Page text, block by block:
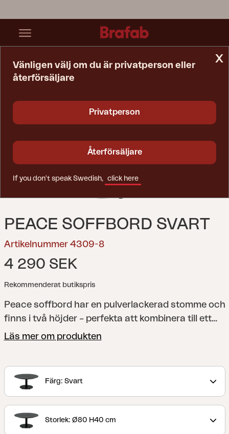
PEACE SOFFBORD SVART
Artikelnummer 4309-8
4 290 SEK
Rekommenderat butikspris
Peace soffbord har en pulverlackerad stomme och
finns i två höjder – perfekta att kombinera till ett
stilrent set. Med sina mjuka, rundade former och
Peace är en modern bordskollektion där det
karaktäristiska Peace-mönstret pryder toppen.
fotplatta samt stilren design skapas en form som
både är funktionell och tidlös. Kollektionen finns i
Läs mer om produkten
Färg: Svart
Storlek: Ø80 H40 cm
x
Vänligen välj om du är privatperson eller
återförsäljare
Privatperson
Återförsäljare
If you don't speak Swedish, click here